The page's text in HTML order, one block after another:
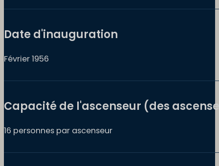
Date d'inauguration
Février 1956
Capacité de l'ascenseur (des
16 personnes par ascenseur